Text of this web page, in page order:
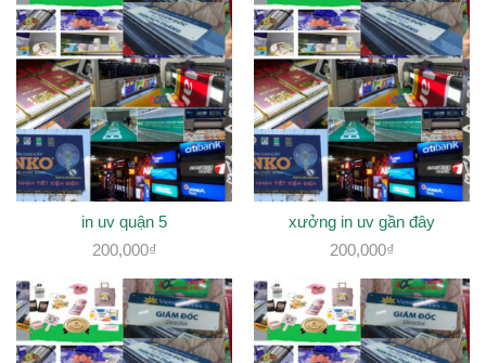
in uv quận 5
200,000₫
xưởng in uv gần đây
200,000₫